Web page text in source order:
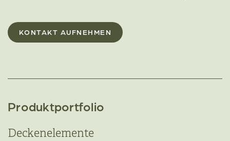
KONTAKT AUFNEHMEN
Produktportfolio
Deckenelemente